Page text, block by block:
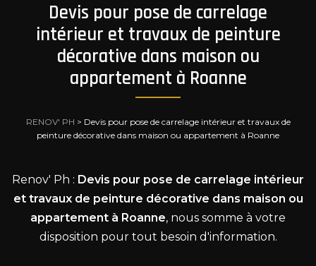
Devis pour pose de carrelage
intérieur et travaux de peinture
décorative dans maison ou
appartement à Roanne
RENOV' PH > Devis pour pose de carrelage intérieur et travaux de
peinture décorative dans maison ou appartement à Roanne
Renov' Ph : Devis pour pose de carrelage intérieur
et travaux de peinture décorative dans maison ou
appartement à Roanne, nous somme à votre
disposition pour tout besoin d'information.